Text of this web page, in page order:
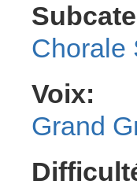
Chorale
Voix:
Grand